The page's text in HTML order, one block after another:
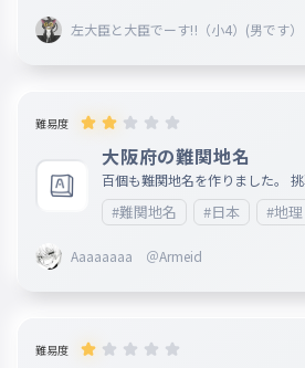
左大臣と大臣でーす‼（小4）(男です）
難易度
大阪府の難関地名
百個も難関地名を作りました。 挑
#難関地名 #日本 #地理
Aaaaaaaa ＠Armeid
難易度